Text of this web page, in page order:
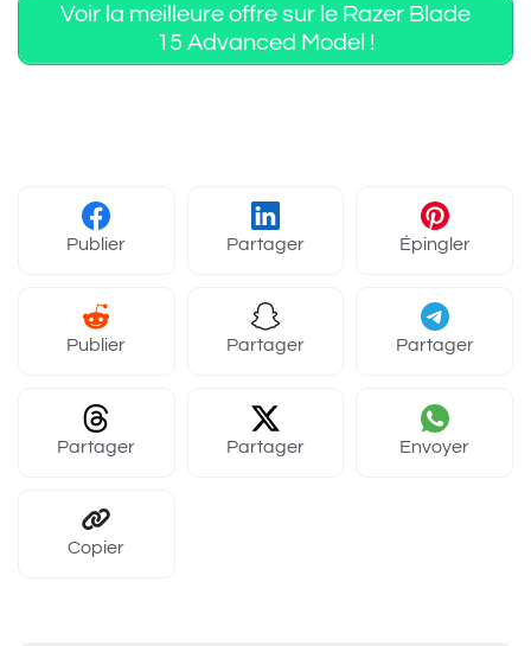
Voir la meilleure offre sur le Razer Blade
15 Advanced Model !
Publier Partager Épingler
Publier Partager Partager
Partager Partager Envoyer
Copier